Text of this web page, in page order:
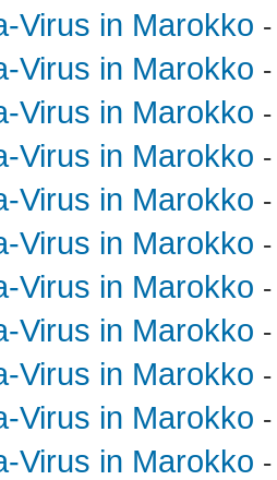
Virus in Marokko
Virus in Marokko
Virus in Marokko
Virus in Marokko
Virus in Marokko
Virus in Marokko
Virus in Marokko
Virus in Marokko
Virus in Marokko
Virus in Marokko
Virus in Marokko